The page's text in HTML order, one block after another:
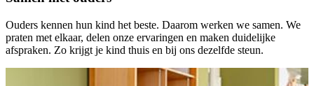
Ouders kennen hun kind het beste. Daarom werken we samen. We
praten met elkaar, delen onze ervaringen en maken duidelijke
afspraken. Zo krijgt je kind thuis en bij ons dezelfde steun.